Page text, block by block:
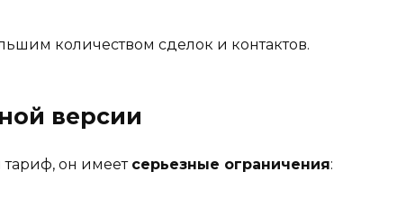
количеством сделок и контактов.
версии
тариф, он имеет серьезные ограничения: